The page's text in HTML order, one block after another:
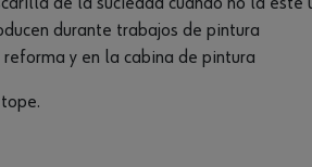
durante trabajos de pintura
y en la cabina de pintura